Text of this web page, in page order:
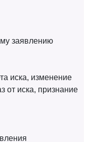
заявлению
иска, изменение
от иска, признание